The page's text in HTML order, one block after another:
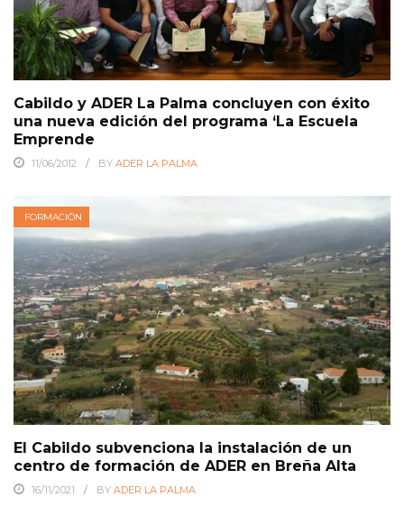
Cabildo y ADER La Palma concluyen con éxito
una nueva edición del programa ‘La Escuela
Emprende
11/06/2012 BY ADER LA PALMA
FORMACIÓN
El Cabildo subvenciona la instalación de un
centro de formación de ADER en Breña Alta
16/11/2021 BY ADER LA PALMA